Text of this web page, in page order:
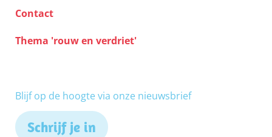
hebben. 35 Zo zal ook Mijn hemelse
Vader met u doen, als niet ieder van u
Contact
Thema 'rouw en verdriet'
Blijf op de hoogte via onze nieuwsbrief
Schrijf je in